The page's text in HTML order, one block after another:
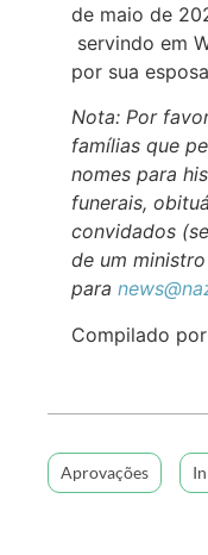
de maio de
servindo em
por sua
Nota: Por
famílias que
nomes para
funerais,
convidados
de um
para
Compilado
Aprovações